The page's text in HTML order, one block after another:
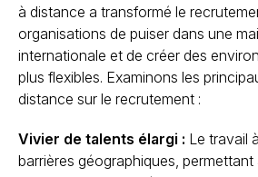
à distance a transformé le
organisations de puiser dans une
internationale et de créer des
plus flexibles. Examinons les
distance sur le recrutement :
Vivier de talents élargi : Le travail
barrières géographiques, permettant